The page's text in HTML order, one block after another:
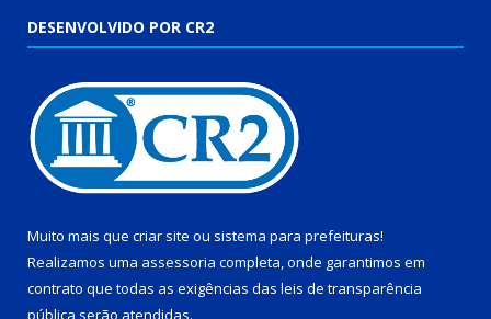
DESENVOLVIDO POR CR2
Muito mais que criar site ou sistema para prefeituras!
Realizamos uma assessoria completa, onde garantimos em
contrato que todas as exigências das leis de transparência
pública serão atendidas.